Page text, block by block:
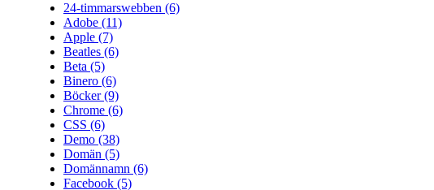
24-timmarswebben (6)
Adobe (11)
Apple (7)
Beatles (6)
Beta (5)
Binero (6)
Böcker(9)
Chrome (6)
CSS (6)
Demo (38)
Domän (5)
Domännamn (6)
Facebook (5)